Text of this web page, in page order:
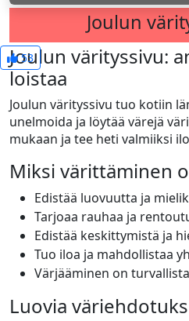
Joulun
53
Joulun värityssivu:
loistaa
Joulun värityssivu tuo kotiin
unelmoida ja löytää värejä
mukaan ja tee heti valmiiksi
Miksi värittäminen
Edistää luovuutta ja
Tarjoaa rauhaa ja
Edistää keskittymistä ja
Tuo iloa ja mahdollistaa
Värjääminen on
Luovia